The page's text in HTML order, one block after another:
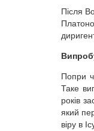
Після
Попри
Таке
років
який
віру в